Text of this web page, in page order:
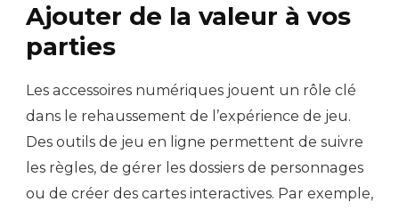
Ajouter de la valeur à vos
parties
Les accessoires numériques jouent un rôle clé
dans le rehaussement de l’expérience de jeu.
Des outils de jeu en ligne permettent de suivre
les règles, de gérer les dossiers de personnages
ou de créer des cartes interactives. Par exemple,